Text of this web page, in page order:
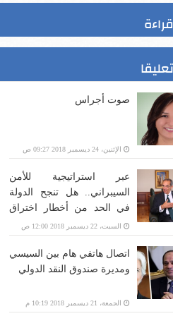
صوت أجراس
الإثنين، 24 ديسمبر 2018 09:27 ص
عبر استراتيجية للأمن
السيبراني.. هل تنجح الدولة
في الحد من أخطار اختراق
بنية الاتصالات؟
السبت، 22 ديسمبر 2018 12:00 ص
اتصال هاتفي هام بين السيسي
ومديرة صندوق النقد الدولي
الجمعة، 21 ديسمبر 2018 10:19 م